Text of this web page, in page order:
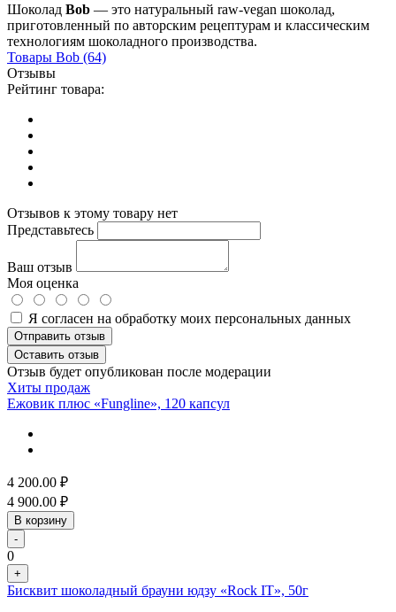
Шоколад Bob — это натуральный raw-vegan шоколад,
приготовленный по авторским рецептурам и классическим
технологиям шоколадного производства.
Товары Bob (64)
Отзывы
Рейтинг товара:
Отзывов к этому товару нет
Представьтесь
Ваш отзыв
Моя оценка
Я согласен на обработку моих персональных данных
Отправить отзыв
Оставить отзыв
Отзыв будет опубликован после модерации
Хиты продаж
Ежовик плюс «Fungline», 120 капсул
4 200.00 ₽
4 900.00 ₽
В корзину
-
0
+
Бисквит шоколадный брауни юдзу «Rock IT», 50г